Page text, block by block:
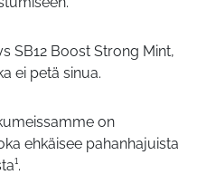
SB12 Boost Strong Mint,
ei petä sinua.
on
ehkäisee pahanhajuista